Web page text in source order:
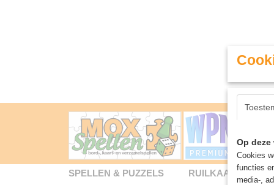
SPELLEN & PUZZELS RUILKAARTEN
Op
Cookies
functies
media-,